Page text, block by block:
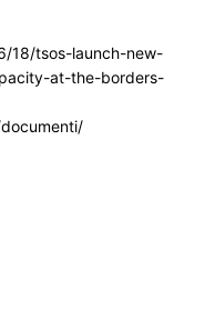
18/tsos-launch-new-
at-the-borders-